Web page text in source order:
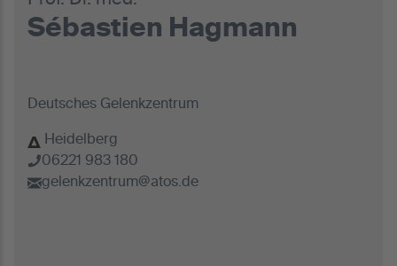
Sébastien Hagmann
Deutsches Gelenkzentrum
Heidelberg
06221 983 180
gelenkzentrum@atos.de